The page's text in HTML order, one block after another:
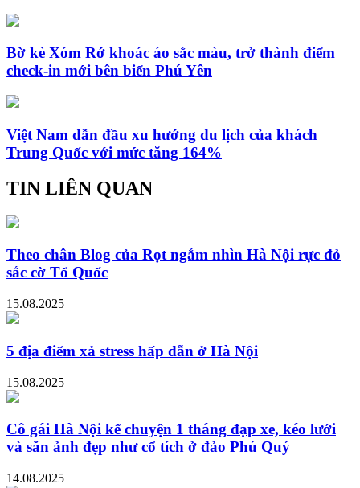
Bờ kè Xóm Rớ khoác áo sắc màu, trở thành điểm
check-in mới bên biển Phú Yên
Việt Nam dẫn đầu xu hướng du lịch của khách
Trung Quốc với mức tăng 164%
TIN LIÊN QUAN
Theo chân Blog của Rọt ngắm nhìn Hà Nội rực đỏ
sắc cờ Tổ Quốc
15.08.2025
5 địa điểm xả stress hấp dẫn ở Hà Nội
15.08.2025
Cô gái Hà Nội kể chuyện 1 tháng đạp xe, kéo lưới
và săn ảnh đẹp như cổ tích ở đảo Phú Quý
14.08.2025